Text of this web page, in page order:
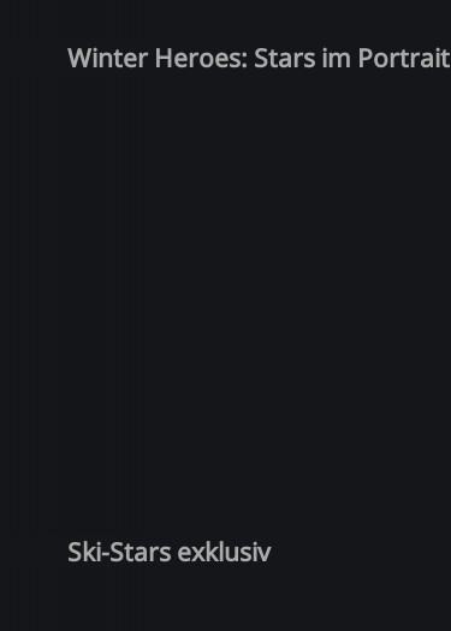
Winter Heroes: Stars im Portrait
Ski-Stars exklusiv